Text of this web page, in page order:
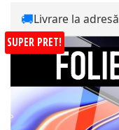
🚚Livrare la adresă
SUPER PRET!